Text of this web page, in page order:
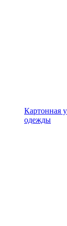
Картонная
одежды